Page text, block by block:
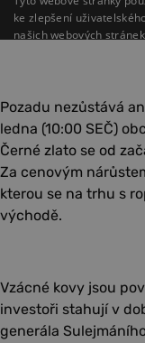
Pozadu nezůstává
ledna (10:00 SEČ)
Černé zlato se od
Za cenovým
kterou se na trhu s
východě.
Vzácné kovy jsou
investoři stahují v
generála